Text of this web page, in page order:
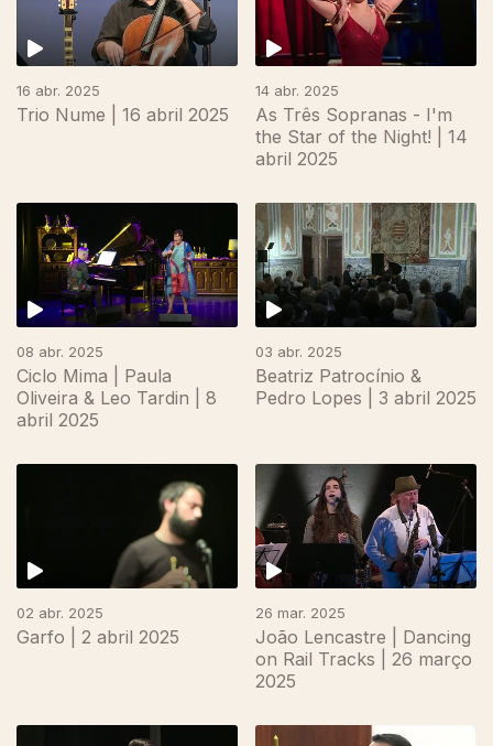
16 abr. 2025
Trio Nume | 16 abril 2025
14 abr. 2025
As Três Sopranas - I'm
the Star of the Night! | 14
abril 2025
08 abr. 2025
Ciclo Mima | Paula
Oliveira & Leo Tardin | 8
abril 2025
03 abr. 2025
Beatriz Patrocínio &
Pedro Lopes | 3 abril 2025
02 abr. 2025
Garfo | 2 abril 2025
26 mar. 2025
João Lencastre | Dancing
on Rail Tracks | 26 março
2025